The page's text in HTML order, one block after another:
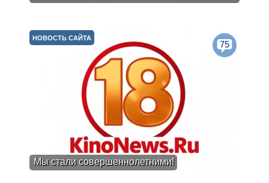
Мы стали совершеннолетними!
НОВОСТЬ САЙТА
75